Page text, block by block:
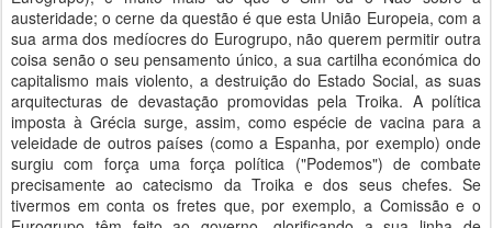
austeridade; o cerne da questão é que esta União Europeia, com a
sua arma dos medíocres do Eurogrupo, não querem permitir outra
coisa senão o seu pensamento único, a sua cartilha económica do
capitalismo mais violento, a destruição do Estado Social, as suas
arquitecturas de devastação promovidas pela Troika. A política
imposta à Grécia surge, assim, como espécie de vacina para a
veleidade de outros países (como a Espanha, por exemplo) onde
surgiu com força uma força política ("Podemos") de combate
precisamente ao catecismo da Troika e dos seus chefes. Se
tivermos em conta os fretes que, por exemplo, a Comissão e o